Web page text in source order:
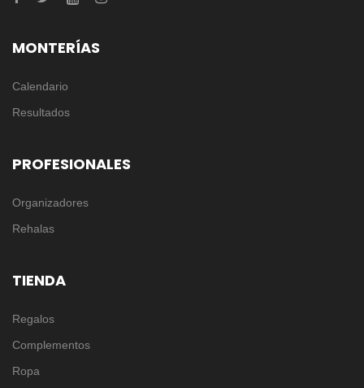
MONTERÍAS
Calendario
Resultados
PROFESIONALES
Organizadores
Rehalas
TIENDA
Regalos
Complementos
Ropa